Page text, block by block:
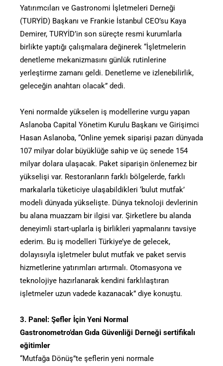
Yatırımcıları ve Gastronomi İşletmeleri Derneği
(TURYİD) Başkanı ve Frankie İstanbul CEO’su Kaya
Demirer, TURYİD’in son süreçte resmi kurumlarla
birlikte yaptığı çalışmalara değinerek “İşletmelerin
denetleme mekanizmasını günlük rutinlerine
yerleştirme zamanı geldi. Denetleme ve izlenebilirlik,
geleceğin anahtarı olacak” dedi.
Yeni normalde yükselen iş modellerine vurgu yapan
Aslanoba Capital Yönetim Kurulu Başkanı ve Girişimci
Hasan Aslanoba, “Online yemek siparişi pazarı dünyada
107 milyar dolar büyüklüğe sahip ve üç senede 154
milyar dolara ulaşacak. Paket siparişin önlenemez bir
yükselişi var. Restoranların farklı bölgelerde, farklı
markalarla tüketiciye ulaşabildikleri ‘bulut mutfak’
modeli dünyada yükselişte. Dünya teknoloji devlerinin
bu alana muazzam bir ilgisi var. Şirketlere bu alanda
deneyimli start-uplarla iş birlikleri yapmalarını tavsiye
ederim. Bu iş modelleri Türkiye’ye de gelecek,
dolayısıyla işletmeler bulut mutfak ve paket servis
hizmetlerine yatırımları artırmalı. Otomasyona ve
teknolojiye hazırlanarak kendini farklılaştıran
işletmeler uzun vadede kazanacak” diye konuştu.
3. Panel: Şefler İçin Yeni Normal
Gastronometro’dan Gıda Güvenliği Derneği sertifikalı
eğitimler
“Mutfağa Dönüş”te şeflerin yeni normale